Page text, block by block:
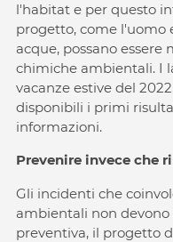
l'habitat e per questo
progetto, come l'uomo
acque, possano
chimiche ambientali. I
vacanze estive del
disponibili i primi
informazioni.
Prevenire invece che
Gli incidenti che
ambientali non devono
preventiva, il progetto